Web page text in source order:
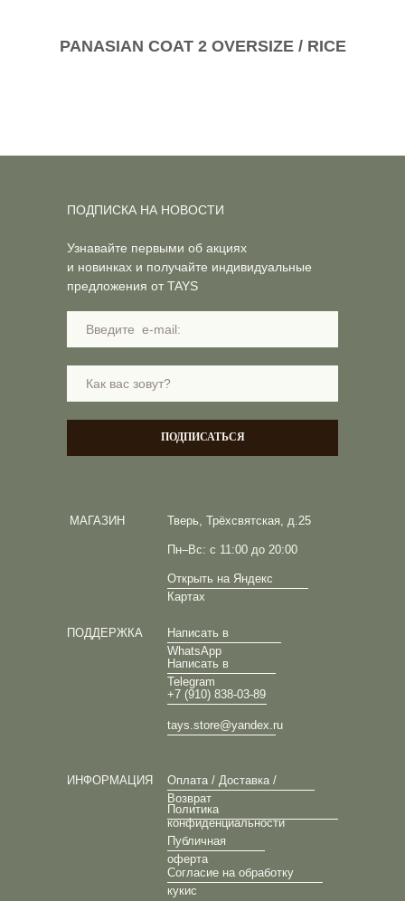
PANASIAN COAT 2 OVERSIZE / RICE
Тверь, Трёхсвятская, д.25
Пн–Вс: с 11:00 до 20:00
Открыть на Яндекс
Картах
МАГАЗИН
ПОДДЕРЖКА
Написать в
WhatsApp
Написать в
Telegram
+7 (910) 838-03-89
tays.store@yandex.ru
ИНФОРМАЦИЯ
Оплата / Доставка /
Возврат
Политика
конфиденциальности
Публичная
оферта
Согласие на обработку
кукис
Узнавайте первыми об акциях
и новинках и получайте индивидуальные
предложения от TAYS
ПОДПИСАТЬСЯ
ПОДПИСКА НА НОВОСТИ